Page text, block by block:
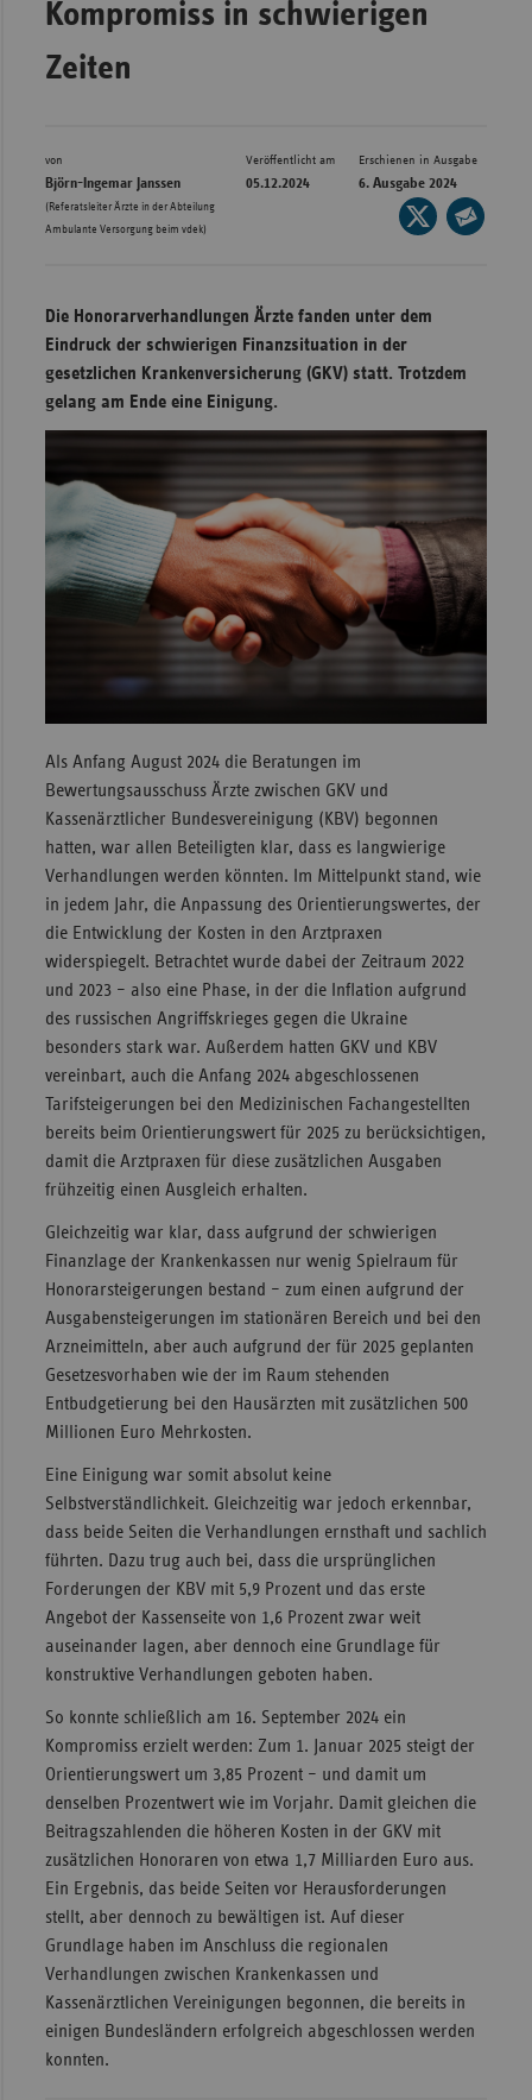
Hessen
Kompromiss in schwierigen
Zeiten
von
Björn-Ingemar Janssen
(Referatsleiter Ärzte in der Abteilung
Ambulante Versorgung beim vdek)
Veröffentlicht am
05.12.2024
Erschienen in Ausgabe
6. Ausgabe 2024
Seite
auf
Die Honorarverhandlungen Ärzte fanden unter dem
Eindruck der schwierigen Finanzsituation in der
gesetzlichen Krankenversicherung (GKV) statt. Trotzdem
gelang am Ende eine Einigung.
Als Anfang August 2024 die Beratungen im
Bewertungsausschuss Ärzte zwischen GKV und
Kassenärztlicher Bundesvereinigung (KBV) begonnen
hatten, war allen Beteiligten klar, dass es langwierige
Verhandlungen werden könnten. Im Mittelpunkt stand, wie
in jedem Jahr, die Anpassung des Orientierungswertes, der
die Entwicklung der Kosten in den Arztpraxen
widerspiegelt. Betrachtet wurde dabei der Zeitraum 2022
und 2023 – also eine Phase, in der die Inflation aufgrund
des russischen Angriffskrieges gegen die Ukraine
besonders stark war. Außerdem hatten GKV und KBV
vereinbart, auch die Anfang 2024 abgeschlossenen
Tarifsteigerungen bei den Medizinischen Fachangestellten
bereits beim Orientierungswert für 2025 zu berücksichtigen,
damit die Arztpraxen für diese zusätzlichen Ausgaben
frühzeitig einen Ausgleich erhalten.
Gleichzeitig war klar, dass aufgrund der schwierigen
Finanzlage der Krankenkassen nur wenig Spielraum für
Honorarsteigerungen bestand – zum einen aufgrund der
Ausgabensteigerungen im stationären Bereich und bei den
Arzneimitteln, aber auch aufgrund der für 2025 geplanten
Gesetzesvorhaben wie der im Raum stehenden
Entbudgetierung bei den Hausärzten mit zusätzlichen 500
Millionen Euro Mehrkosten.
Eine Einigung war somit absolut keine
Selbstverständlichkeit. Gleichzeitig war jedoch erkennbar,
dass beide Seiten die Verhandlungen ernsthaft und sachlich
führten. Dazu trug auch bei, dass die ursprünglichen
Forderungen der KBV mit 5,9 Prozent und das erste
Angebot der Kassenseite von 1,6 Prozent zwar weit
auseinander lagen, aber dennoch eine Grundlage für
konstruktive Verhandlungen geboten haben.
So konnte schließlich am 16. September 2024 ein
Kompromiss erzielt werden: Zum 1. Januar 2025 steigt der
Orientierungswert um 3,85 Prozent – und damit um
denselben Prozentwert wie im Vorjahr. Damit gleichen die
Beitragszahlenden die höheren Kosten in der GKV mit
zusätzlichen Honoraren von etwa 1,7 Milliarden Euro aus.
Ein Ergebnis, das beide Seiten vor Herausforderungen
stellt, aber dennoch zu bewältigen ist. Auf dieser
Grundlage haben im Anschluss die regionalen
Verhandlungen zwischen Krankenkassen und
Kassenärztlichen Vereinigungen begonnen, die bereits in
einigen Bundesländern erfolgreich abgeschlossen werden
konnten.